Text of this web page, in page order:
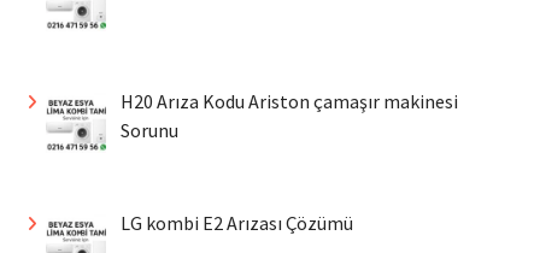
H20 Arıza Kodu Ariston çamaşır makinesi
Sorunu
LG kombi E2 Arızası Çözümü